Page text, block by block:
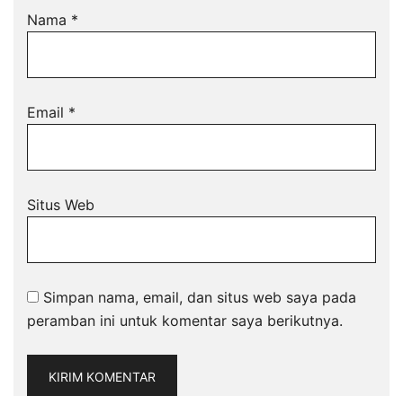
Nama *
Email *
Situs Web
Simpan nama, email, dan situs web saya pada
peramban ini untuk komentar saya berikutnya.